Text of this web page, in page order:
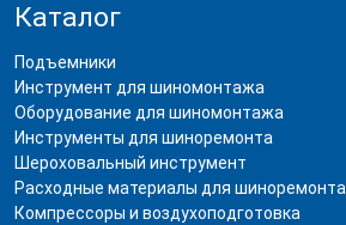
Каталог
Подъемники
Инструмент для шиномонтажа
Оборудование для шиномонтажа
Инструменты для шиноремонта
Шероховальный инструмент
Расходные материалы для шиноремонта
Компрессоры и воздухоподготовка